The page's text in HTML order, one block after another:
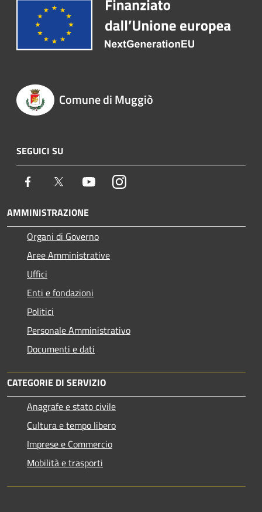
Comune di Muggiò
SEGUICI SU
Facebook Twitter YoutubeInstagram
AMMINISTRAZIONE
Organi di Governo
Aree Amministrative
Uffici
Enti e fondazioni
Politici
Personale Amministrativo
Documenti e dati
CATEGORIE DI SERVIZIO
Anagrafe e stato civile
Cultura e tempo libero
Imprese e Commercio
Mobilità e trasporti